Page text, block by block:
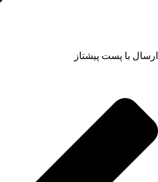
ارسال با پست پیشتاز